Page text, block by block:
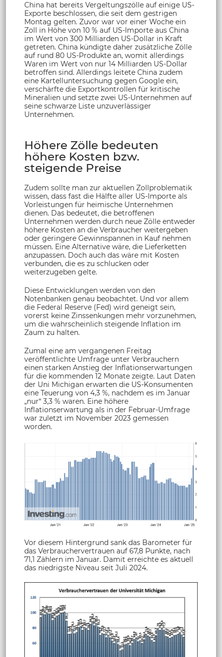
China hat bereits Vergeltungszölle auf einige US-
Exporte beschlossen, die seit dem gestrigen
Montag gelten. Zuvor war vor einer Woche ein
Zoll in Höhe von 10 % auf US-Importe aus China
im Wert von 300 Milliarden US-Dollar in Kraft
getreten. China kündigte daher zusätzliche Zölle
auf rund 80 US-Produkte an, womit allerdings
Waren im Wert von nur 14 Milliarden US-Dollar
betroffen sind. Allerdings leitete China zudem
eine Kartelluntersuchung gegen Google ein,
verschärfte die Exportkontrollen für kritische
Mineralien und setzte zwei US-Unternehmen auf
seine schwarze Liste unzuverlässiger
Unternehmen.
Höhere Zölle bedeuten
höhere Kosten bzw.
steigende Preise
Zudem sollte man zur aktuellen Zollproblematik
wissen, dass fast die Hälfte aller US-Importe als
Vorleistungen für heimische Unternehmen
dienen. Das bedeutet, die betroffenen
Unternehmen werden durch neue Zölle entweder
höhere Kosten an die Verbraucher weitergeben
oder geringere Gewinnspannen in Kauf nehmen
müssen. Eine Alternative wäre, die Lieferketten
anzupassen. Doch auch das wäre mit Kosten
verbunden, die es zu schlucken oder
weiterzugeben gelte.
Diese Entwicklungen werden von den
Notenbanken genau beobachtet. Und vor allem
die Federal Reserve (Fed) wird geneigt sein,
vorerst keine Zinssenkungen mehr vorzunehmen,
um die wahrscheinlich steigende Inflation im
Zaum zu halten.
Zumal eine am vergangenen Freitag
veröffentlichte Umfrage unter Verbrauchern
einen starken Anstieg der Inflationserwartungen
für die kommenden 12 Monate zeigte. Laut Daten
der Uni Michigan erwarten die US-Konsumenten
eine Teuerung von 4,3 %, nachdem es im Januar
„nur“ 3,3 % waren. Eine höhere
Inflationserwartung als in der Februar-Umfrage
war zuletzt im November 2023 gemessen
worden.
Vor diesem Hintergrund sank das Barometer für
das Verbrauchervertrauen auf 67,8 Punkte, nach
71,1 Zählern im Januar. Damit erreichte es aktuell
das niedrigste Niveau seit Juli 2024.